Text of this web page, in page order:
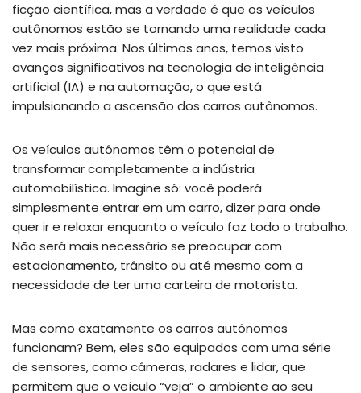
ficção científica, mas a verdade é que os veículos
autônomos estão se tornando uma realidade cada
vez mais próxima. Nos últimos anos, temos visto
avanços significativos na tecnologia de inteligência
artificial (IA) e na automação, o que está
impulsionando a ascensão dos carros autônomos.
Os veículos autônomos têm o potencial de
transformar completamente a indústria
automobilística. Imagine só: você poderá
simplesmente entrar em um carro, dizer para onde
quer ir e relaxar enquanto o veículo faz todo o trabalho.
Não será mais necessário se preocupar com
estacionamento, trânsito ou até mesmo com a
necessidade de ter uma carteira de motorista.
Mas como exatamente os carros autônomos
funcionam? Bem, eles são equipados com uma série
de sensores, como câmeras, radares e lidar, que
permitem que o veículo “veja” o ambiente ao seu